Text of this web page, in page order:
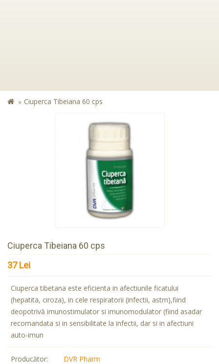
Ciuperca Tibeiana 60 cps
Ciuperca Tibeiana 60 cps
37 Lei
Ciuperca tibetana este eficienta in afectiunile ficatului
(hepatita, ciroza), in cele respiratorii (infectii, astm),fiind
deopotrivă imunostimulator si imunomodulator (fiind asadar
recomandata si in sensibilitate la infectii, dar si in afectiuni
auto-imun
Producător:
DVR Pharm